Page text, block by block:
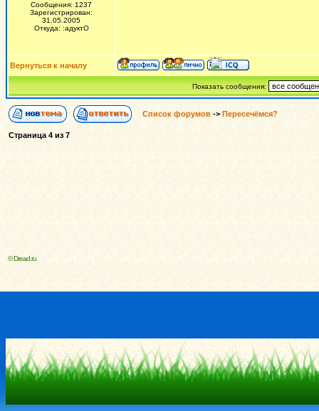
Сообщения: 1237
Зарегистрирован:
31.05.2005
Откуда: :адуктО
Вернуться к началу
Показать сообщения:
Список форумов-> Пересечёмся?
Страница 4из 7
© Dread.ru